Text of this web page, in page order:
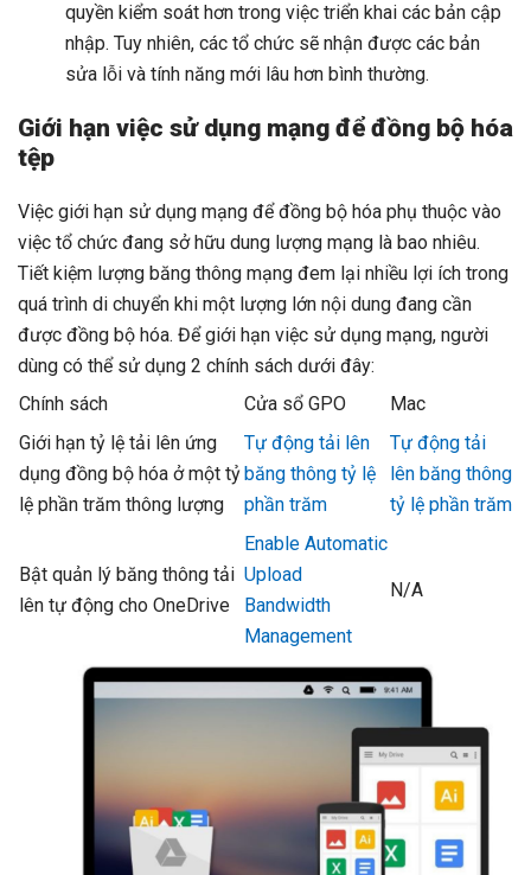
quyền kiểm soát hơn trong việc triển khai các bản cập
nhập. Tuy nhiên, các tổ chức sẽ nhận được các bản
sửa lỗi và tính năng mới lâu hơn bình thường.
Giới hạn việc sử dụng mạng đểđồng bộ hóa
tệp
Việc giới hạn sử dụng mạng để đồng bộ hóa phụ thuộc vào
việc tổ chức đang sở hữu dung lượng mạng là bao nhiêu.
Tiết kiệm lượng băng thông mạng đem lại nhiều lợi ích trong
quá trình di chuyển khi một lượng lớn nội dung đang cần
được đồng bộ hóa. Để giới hạn việc sử dụng mạng, người
dùng có thể sử dụng 2 chính sách dưới đây:
Chính sách
Cửa sổ GPO
Mac
Giới hạn tỷ lệ tải lên ứng
dụng đồng bộ hóa ở một tỷ
lệ phần trăm thông lượng
Tự động tải lên
băng thông tỷ lệ
phần trăm
Tự động tải
lên băng thông
tỷ lệ phần trăm
Bật quản lý băng thông tải
lên tự động cho OneDrive
Enable Automatic
Upload
Bandwidth
Management
N/A